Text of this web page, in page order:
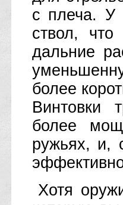
с плеча. У
ствол,
дальние
более
Винтовки
более
ружьях, и,
Хотя